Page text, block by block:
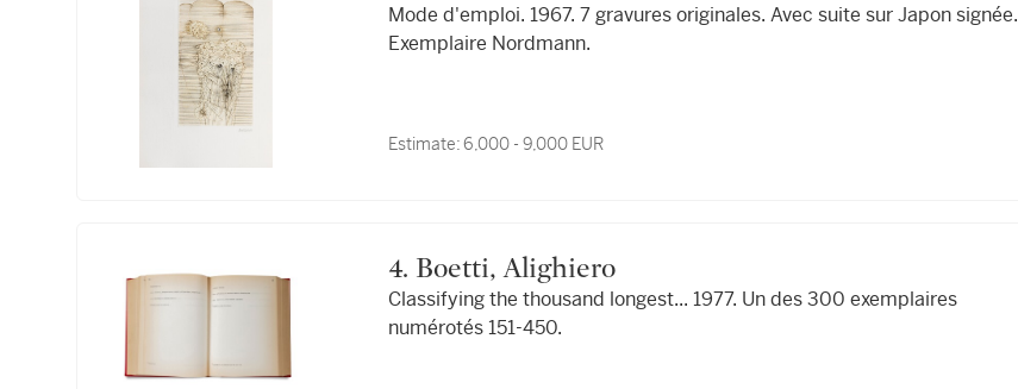
Mode d'emploi. 1967. 7 gravures originales. Avec suite sur Japon signée.
Exemplaire Nordmann.
Estimate:6,000 - 9,000 EUR
4. Boetti, Alighiero
Classifying the thousand longest... 1977. Un des 300 exemplaires
numérotés 151-450.